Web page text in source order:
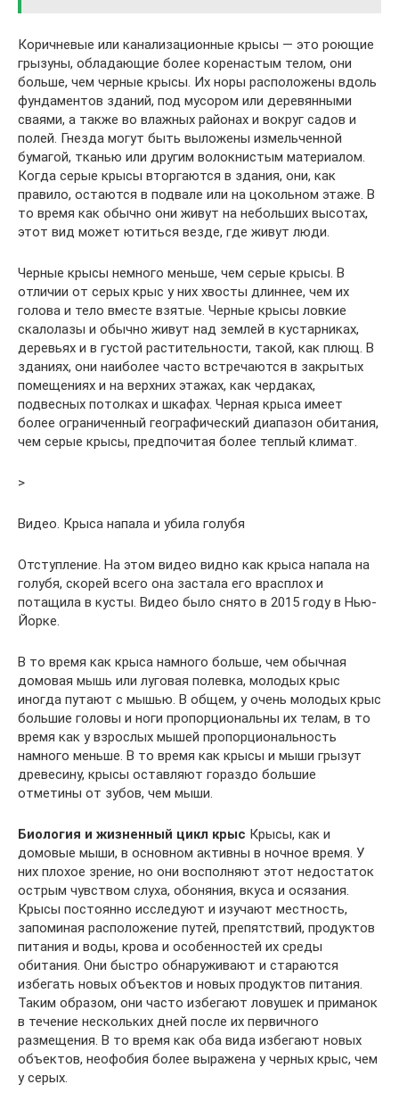
Коричневые или канализационные крысы — это роющие
грызуны, обладающие более коренастым телом, они
больше, чем черные крысы. Их норы расположены вдоль
фундаментов зданий, под мусором или деревянными
сваями, а также во влажных районах и вокруг садов и
полей. Гнезда могут быть выложены измельченной
бумагой, тканью или другим волокнистым материалом.
Когда серые крысы вторгаются в здания, они, как
правило, остаются в подвале или на цокольном этаже. В
то время как обычно они живут на небольших высотах,
этот вид может ютиться везде, где живут люди.
Черные крысы немного меньше, чем серые крысы. В
отличии от серых крыс у них хвосты длиннее, чем их
голова и тело вместе взятые. Черные крысы ловкие
скалолазы и обычно живут над землей в кустарниках,
деревьях и в густой растительности, такой, как плющ. В
зданиях, они наиболее часто встречаются в закрытых
помещениях и на верхних этажах, как чердаках,
подвесных потолках и шкафах. Черная крыса имеет
более ограниченный географический диапазон обитания,
чем серые крысы, предпочитая более теплый климат.
>
Видео. Крыса напала и убила голубя
Отступление. На этом видео видно как крыса напала на
голубя, скорей всего она застала его врасплох и
потащила в кусты. Видео было снято в 2015 году в Нью-
Йорке.
В то время как крыса намного больше, чем обычная
домовая мышь или луговая полевка, молодых крыс
иногда путают с мышью. В общем, у очень молодых крыс
большие головы и ноги пропорциональны их телам, в то
время как у взрослых мышей пропорциональность
намного меньше. В то время как крысы и мыши грызут
древесину, крысы оставляют гораздо большие
отметины от зубов, чем мыши.
Биология и жизненный цикл крыс Крысы, как и
домовые мыши, в основном активны в ночное время. У
них плохое зрение, но они восполняют этот недостаток
острым чувством слуха, обоняния, вкуса и осязания.
Крысы постоянно исследуют и изучают местность,
запоминая расположение путей, препятствий, продуктов
питания и воды, крова и особенностей их среды
обитания. Они быстро обнаруживают и стараются
избегать новых объектов и новых продуктов питания.
Таким образом, они часто избегают ловушек и приманок
в течение нескольких дней после их первичного
размещения. В то время как оба вида избегают новых
объектов, неофобия более выражена у черных крыс, чем
у серых.